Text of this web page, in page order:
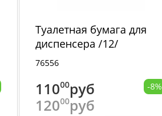
Туалетная бумага для
диспенсера /12/
76556
11000руб
12000руб
-8%